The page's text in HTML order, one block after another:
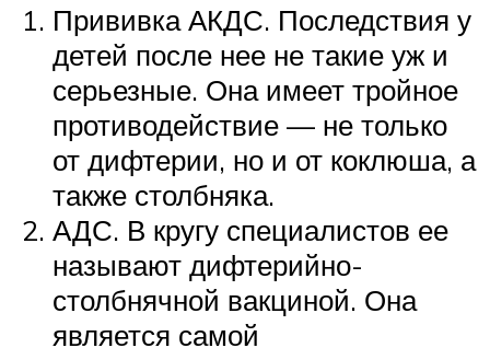
Прививка АКДС. Последствия у
детей после нее не такие уж и
серьезные. Она имеет тройное
противодействие — не только
от дифтерии, но и от коклюша, а
также столбняка.
АДС. В кругу специалистов ее
называют дифтерийно-
столбнячной вакциной. Она
является самой